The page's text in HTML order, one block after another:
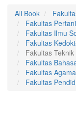
All Book
Fakultas
Fakultas Ilmu
Fakultas
Fakultas
Fakultas
Fakultas
Fakultas